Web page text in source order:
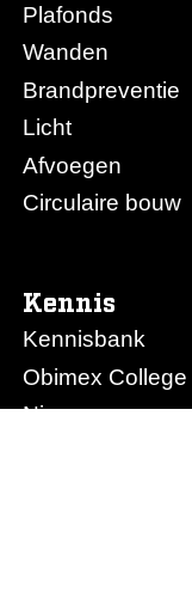
Plafonds
Wanden
Brandpreventie
Licht
Afvoegen
Circulaire bouw
Kennis
Kennisbank
Obimex College
Nieuws